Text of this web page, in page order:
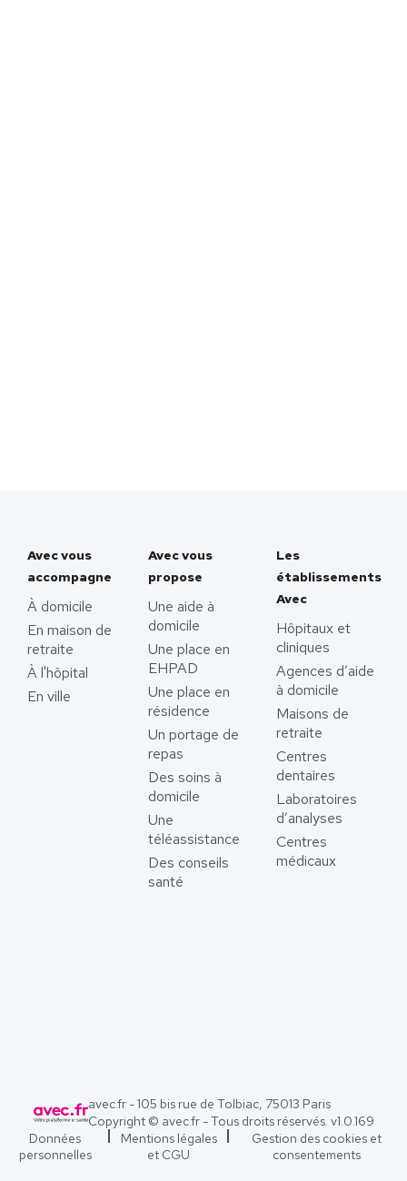
Avec vous
accompagne
À domicile
En maison de
retraite
À l'hôpital
En ville
Avec vous
propose
Une aide à
domicile
Une place en
EHPAD
Une place en
résidence
Un portage de
repas
Des soins à
domicile
Une
téléassistance
Des conseils
santé
Les
établissements
Avec
Hôpitaux et
cliniques
Agences d’aide
à domicile
Maisons de
retraite
Centres
dentaires
Laboratoires
d’analyses
Centres
médicaux
avec.fr - 105 bis rue de Tolbiac, 75013 Paris
Copyright © avec.fr - Tous droits réservés. v1.0.169
Données
personnelles
Mentions légales
et CGU
Gestion des cookies et
consentements